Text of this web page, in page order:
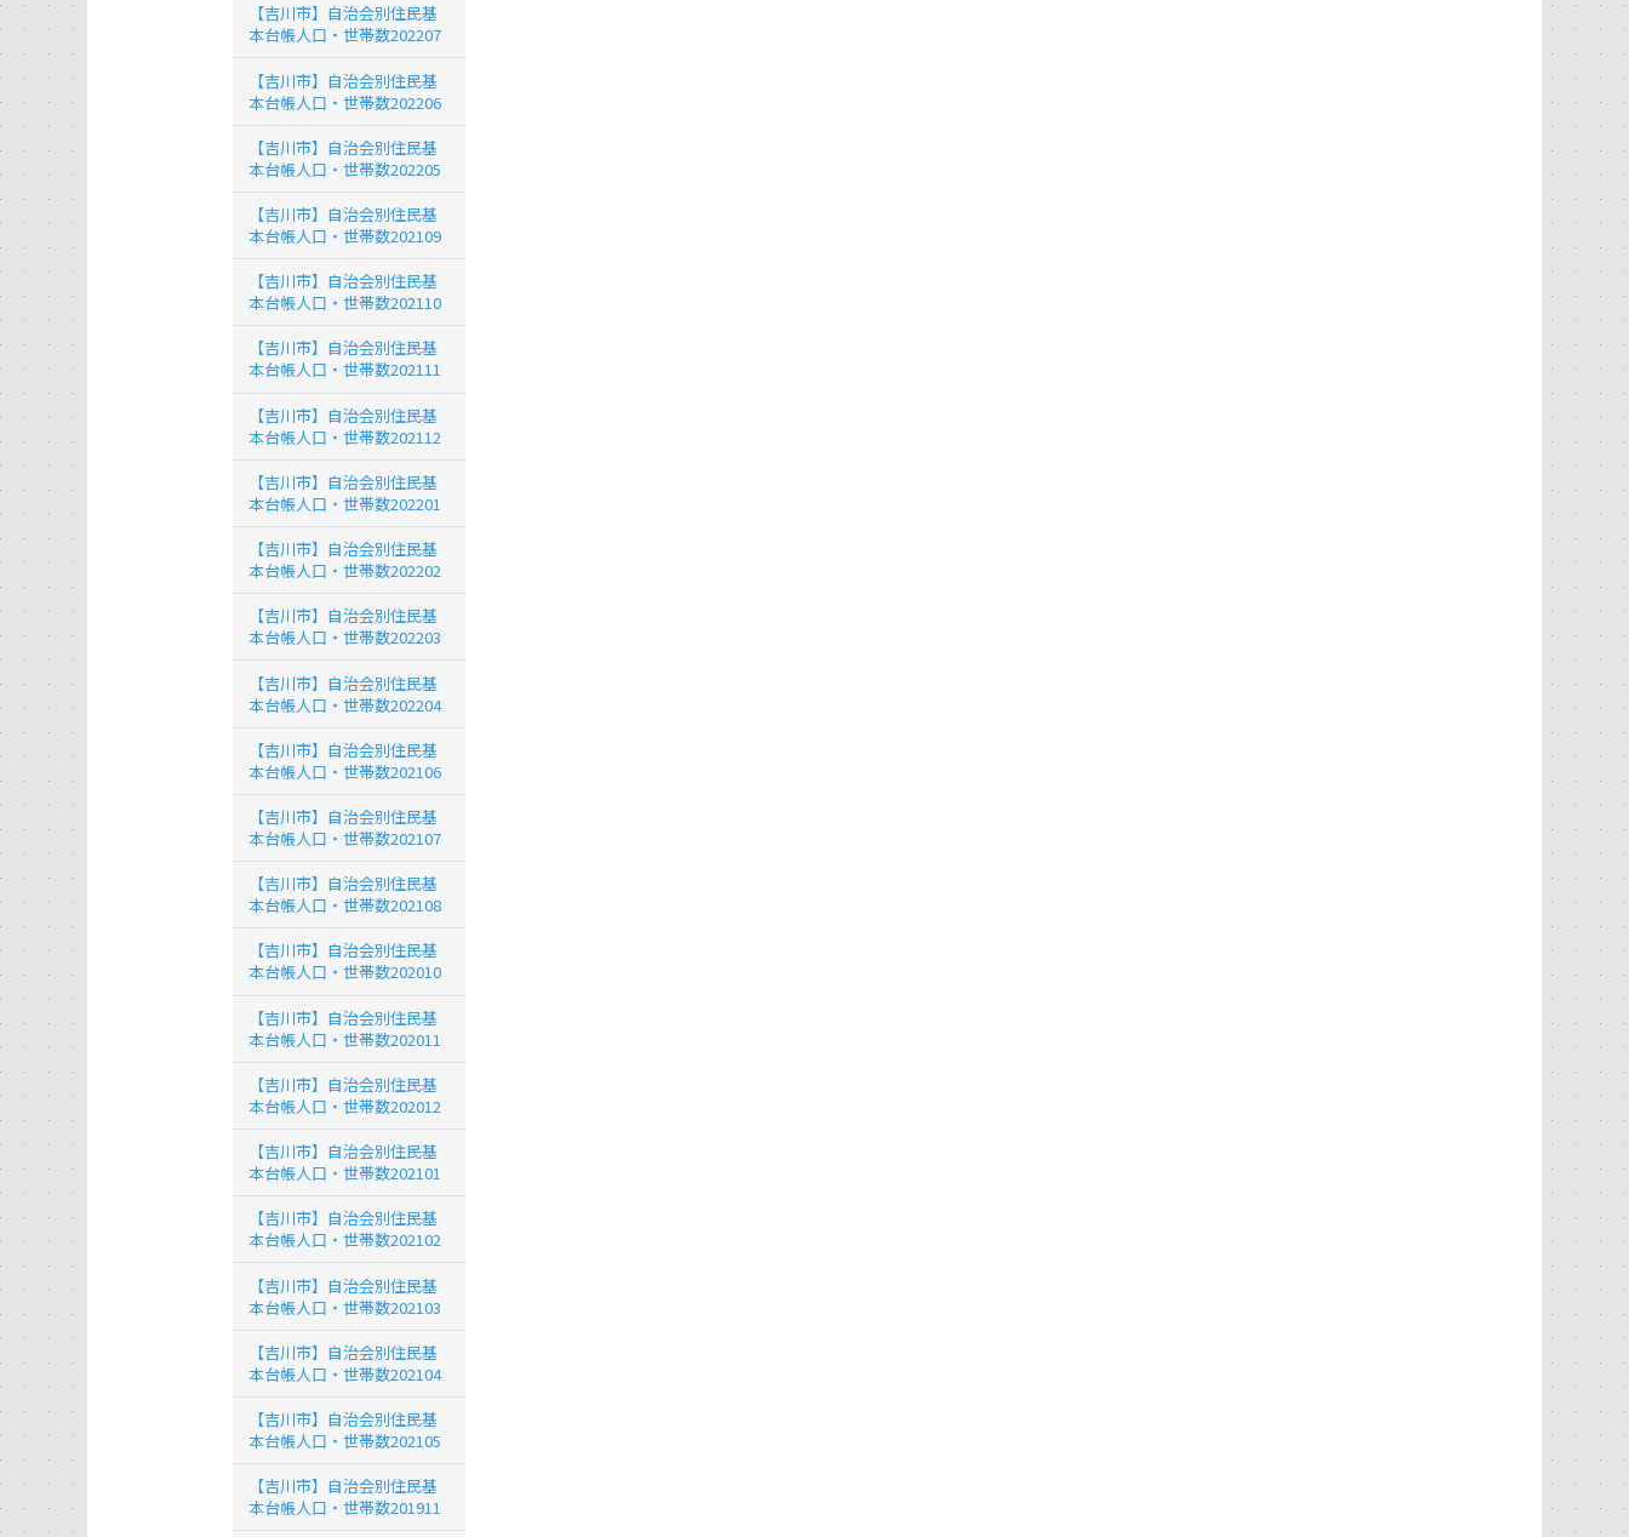
【吉川市】自治会別住民基
本台帳人口・世帯数202207
【吉川市】自治会別住民基
本台帳人口・世帯数202206
【吉川市】自治会別住民基
本台帳人口・世帯数202205
【吉川市】自治会別住民基
本台帳人口・世帯数202109
【吉川市】自治会別住民基
本台帳人口・世帯数202110
【吉川市】自治会別住民基
本台帳人口・世帯数202111
【吉川市】自治会別住民基
本台帳人口・世帯数202112
【吉川市】自治会別住民基
本台帳人口・世帯数202201
【吉川市】自治会別住民基
本台帳人口・世帯数202202
【吉川市】自治会別住民基
本台帳人口・世帯数202203
【吉川市】自治会別住民基
本台帳人口・世帯数202204
【吉川市】自治会別住民基
本台帳人口・世帯数202106
【吉川市】自治会別住民基
本台帳人口・世帯数202107
【吉川市】自治会別住民基
本台帳人口・世帯数202108
【吉川市】自治会別住民基
本台帳人口・世帯数202010
【吉川市】自治会別住民基
本台帳人口・世帯数202011
【吉川市】自治会別住民基
本台帳人口・世帯数202012
【吉川市】自治会別住民基
本台帳人口・世帯数202101
【吉川市】自治会別住民基
本台帳人口・世帯数202102
【吉川市】自治会別住民基
本台帳人口・世帯数202103
【吉川市】自治会別住民基
本台帳人口・世帯数202104
【吉川市】自治会別住民基
本台帳人口・世帯数202105
【吉川市】自治会別住民基
本台帳人口・世帯数201911